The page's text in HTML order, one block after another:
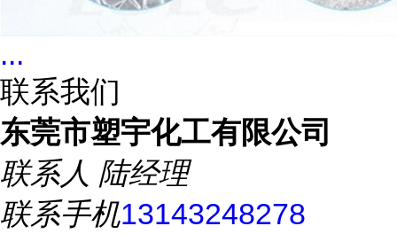
...
联系我们
东莞市塑宇化工有限公司
联系人 陆经理
联系手机13143248278